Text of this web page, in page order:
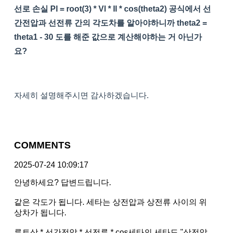
선로 손실 Pl = root(3) * Vl * Il * cos(theta2) 공식에서 선
간전압과 선전류 간의 각도차를 알아야하니까 theta2 =
theta1 - 30 도를 해준 값으로 계산해야하는 거 아닌가
요?
자세히 설명해주시면 감사하겠습니다.
COMMENTS
2025-07-24 10:09:17
안녕하세요? 답변드립니다.
같은 각도가 됩니다. 세타는 상전압과 상전류 사이의 위
상차가 됩니다.